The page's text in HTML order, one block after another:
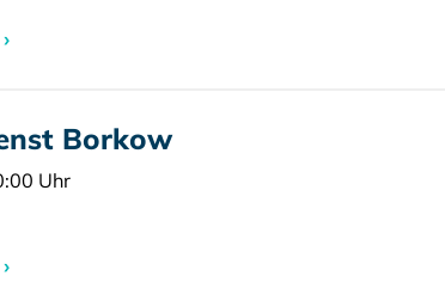
Borkow
Uhr